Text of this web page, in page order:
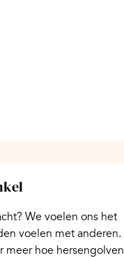
We voelen ons het
voelen met anderen.
meer hoe hersengolven